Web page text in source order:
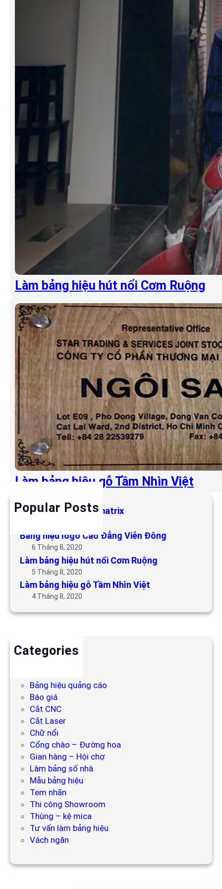
Làm bảng hiệu hút nổi Cơm Ruộng
Làm bảng hiệu gỗ Tầm Nhìn Việt
Popular Posts
Làm bảng hiệu LED matrix
Bảng hiệu logo Cao Đẳng Viễn Đông
6 Tháng 8, 2020
Làm bảng hiệu hút nổi Cơm Ruộng
5 Tháng 8, 2020
Làm bảng hiệu gỗ Tầm Nhìn Việt
4 Tháng 8, 2020
Categories
Bảng hiệu quảng cáo
Báo giá
Cắt CNC
Cắt Laser
Chữ nổi
Cổng chào – Đường hoa
Gian hàng – Hội chợ
Làm bảng số nhà
Mẫu bảng hiệu
Tem nhãn
Thi công Showroom
Thùng – kệ mica
Tư vấn làm bảng hiệu
Vách ngăn